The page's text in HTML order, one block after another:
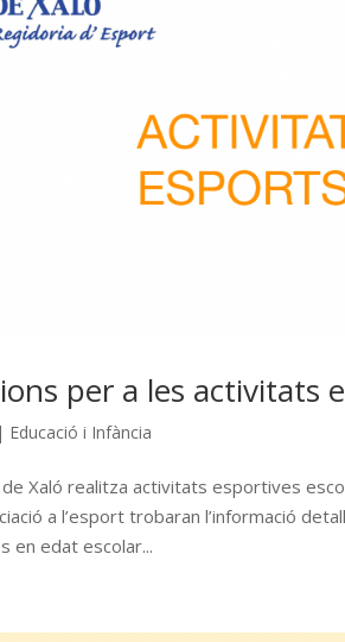
per a les activitats
| Educació i Infància
de Xaló realitza activitats esportives
a l’esport trobaran l’informació
en edat escolar...